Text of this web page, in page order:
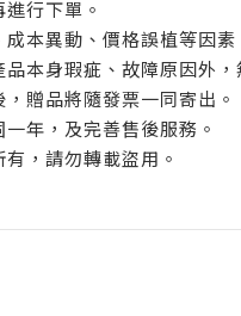
行下單。
本異動、價格誤植等因
本身瑕疵、故障原因外，
贈品將隨發票一同寄出。
年，及完善售後服務。
，請勿轉載盜用。